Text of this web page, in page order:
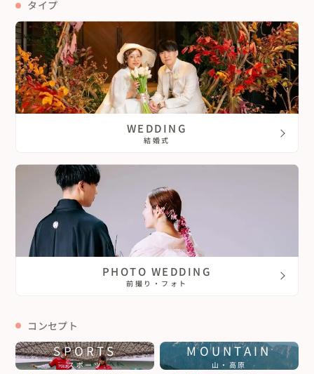
愛媛県
高知県
鹿児島県
沖縄県
タイプ
WEDDING
結婚式
PHOTO WEDDING
前撮り・フォト
コンセプト
SPORTS
スポーツ
MOUNTAIN
山・高原